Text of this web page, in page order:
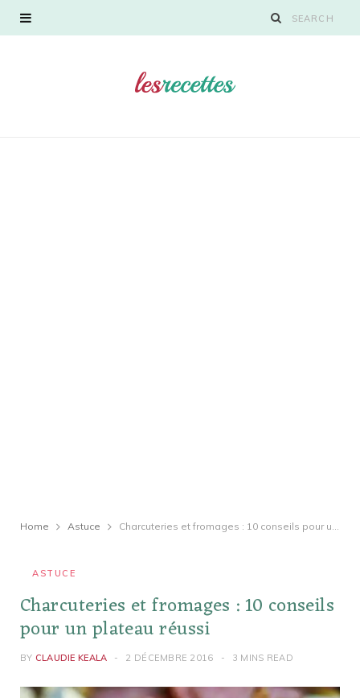
Home Astuce Charcuteries et fromages : 10 conseils pour un plateau réussi
ASTUCE
Charcuteries et fromages : 10 conseils
pour un plateau réussi
BY CLAUDIE KEALA 2 DÉCEMBRE 2016 3 MINS READ